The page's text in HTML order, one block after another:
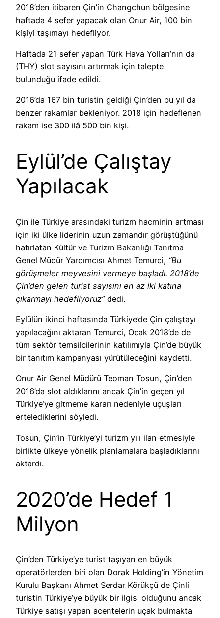
2018’den itibaren Çin’in Changchun bölgesine
haftada 4 sefer yapacak olan Onur Air, 100 bin
kişiyi taşımayı hedefliyor.
Haftada 21 sefer yapan Türk Hava Yolları’nın da
(THY) slot sayısını artırmak için talepte
bulunduğu ifade edildi.
2016’da 167 bin turistin geldiği Çin’den bu yıl da
benzer rakamlar bekleniyor. 2018 için hedeflenen
rakam ise 300 ilâ 500 bin kişi.
Eylül’de Çalıştay
Yapılacak
Çin ile Türkiye arasındaki turizm hacminin artması
için iki ülke liderinin uzun zamandır görüştüğünü
hatırlatan Kültür ve Turizm Bakanlığı Tanıtma
Genel Müdür Yardımcısı Ahmet Temurci, “Bu
görüşmeler meyvesini vermeye başladı. 2018’de
Çin’den gelen turist sayısını en az iki katına
çıkarmayı hedefliyoruz”dedi.
Eylülün ikinci haftasında Türkiye’de Çin çalıştayı
yapılacağını aktaran Temurci, Ocak 2018’de de
tüm sektör temsilcilerinin katılımıyla Çin’de büyük
bir tanıtım kampanyası yürütüleceğini kaydetti.
Onur Air Genel Müdürü Teoman Tosun, Çin’den
2016’da slot aldıklarını ancak Çin’in geçen yıl
Türkiye’ye gitmeme kararı nedeniyle uçuşları
ertelediklerini söyledi.
Tosun, Çin’in Türkiye’yi turizm yılı ilan etmesiyle
birlikte ülkeye yönelik planlamalara başladıklarını
aktardı.
2020’de Hedef 1
Milyon
Çin’den Türkiye’ye turist taşıyan en büyük
operatörlerden biri olan Dorak Holding’in Yönetim
Kurulu Başkanı Ahmet Serdar Körükçü de Çinli
turistin Türkiye’ye büyük bir ilgisi olduğunu ancak
Türkiye satışı yapan acentelerin uçak bulmakta